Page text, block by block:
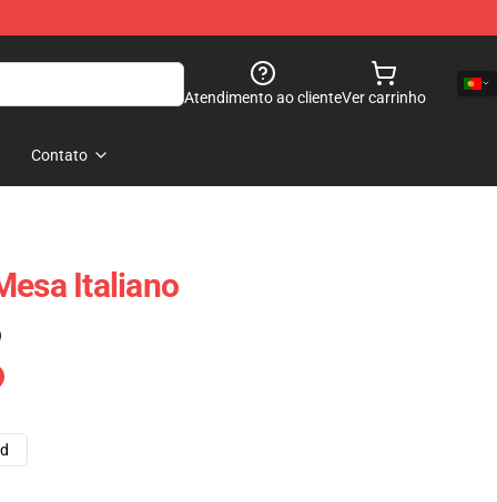
Atendimento ao clienteVer carrinho
Contato
Italiano